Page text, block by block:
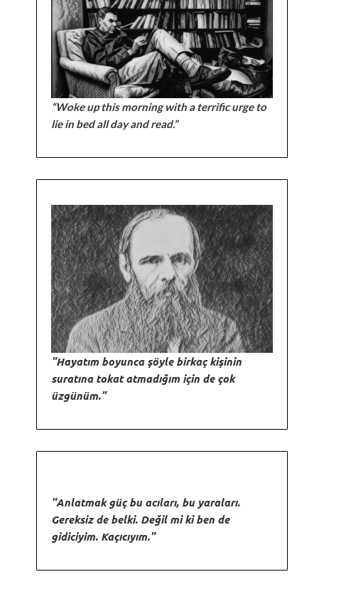
“Woke up this morning with a terrific urge to
lie in bed all day and read.”
"Hayatım boyunca şöyle birkaç kişinin
suratına tokat atmadığım için de çok
üzgünüm."
"Anlatmak güç bu acıları, bu yaraları.
Gereksiz de belki. Değil mi ki ben de
gidiciyim. Kaçıcıyım."